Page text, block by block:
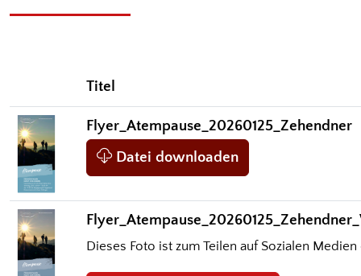
Titel
Flyer_Atempause_20260125_Zehendner
Datei downloaden
Dieses Foto ist zum Teilen auf Sozialen